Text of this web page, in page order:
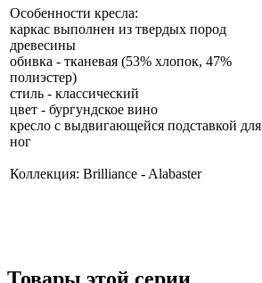
Особенности кресла:
каркас выполнен из твердых пород
древесины
обивка - тканевая (53% хлопок, 47%
полиэстер)
стиль - классический
цвет - бургундское вино
кресло с выдвигающейся подставкой для
ног
Коллекция: Brilliance - Alabaster